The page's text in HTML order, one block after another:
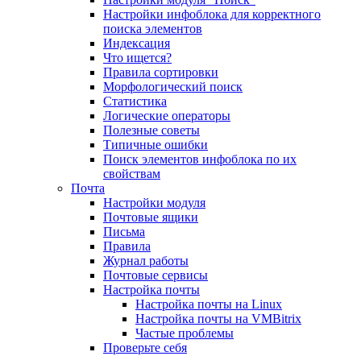
Настройки инфоблока для корректного
поиска элементов
Индексация
Что ищется?
Правила сортировки
Морфологический поиск
Статистика
Логические операторы
Полезные советы
Типичные ошибки
Поиск элементов инфоблока по их
свойствам
Почта
Настройки модуля
Почтовые ящики
Письма
Правила
Журнал работы
Почтовые сервисы
Настройка почты
Настройка почты на Linux
Настройка почты на VMBitrix
Частые проблемы
Проверьте себя